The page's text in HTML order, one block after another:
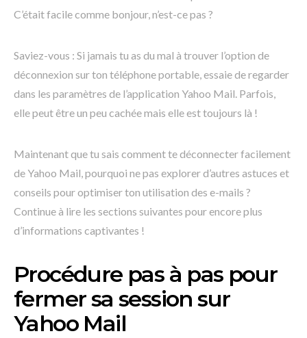
C’était facile comme bonjour, n’est-ce pas ?
Saviez-vous : Si jamais tu as du mal à trouver l’option de
déconnexion sur ton téléphone portable, essaie de regarder
dans les paramètres de l’application Yahoo Mail. Parfois,
elle peut être un peu cachée mais elle est toujours là !
Maintenant que tu sais comment te déconnecter facilement
de Yahoo Mail, pourquoi ne pas explorer d’autres astuces et
conseils pour optimiser ton utilisation des e-mails ?
Continue à lire les sections suivantes pour encore plus
d’informations captivantes !
Procédure pas à pas pour
fermer sa session sur
Yahoo Mail